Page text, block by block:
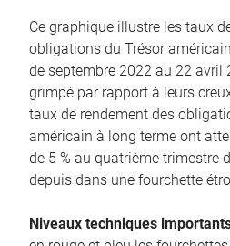
Ce graphique illustre les taux
obligations du Trésor
de septembre 2022 au 22 avril
grimpé par rapport à leurs
taux de rendement des
américain à long terme ont
de 5 % au quatrième trimestre
depuis dans une fourchette
Niveaux techniques